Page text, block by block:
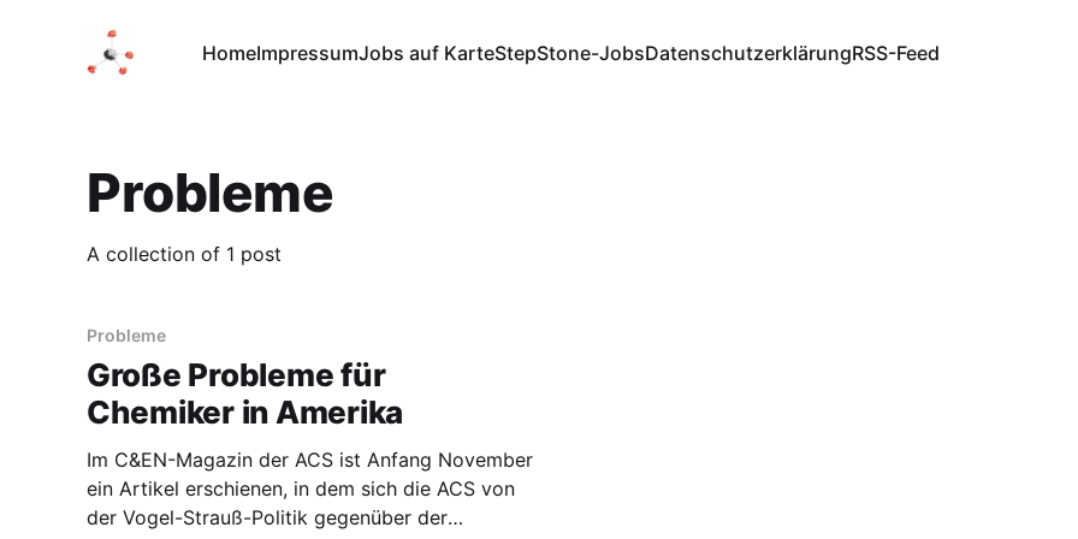
HomeImpressumJobs auf KarteStepStone-JobsDatenschutzerklärungRSS-Feed
Probleme
A collection of 1 post
Probleme
Große Probleme für
Chemiker in Amerika
Im C&EN-Magazin der ACS ist Anfang November
ein Artikel erschienen, in dem sich die ACS von
der Vogel-Strauß-Politik gegenüber der